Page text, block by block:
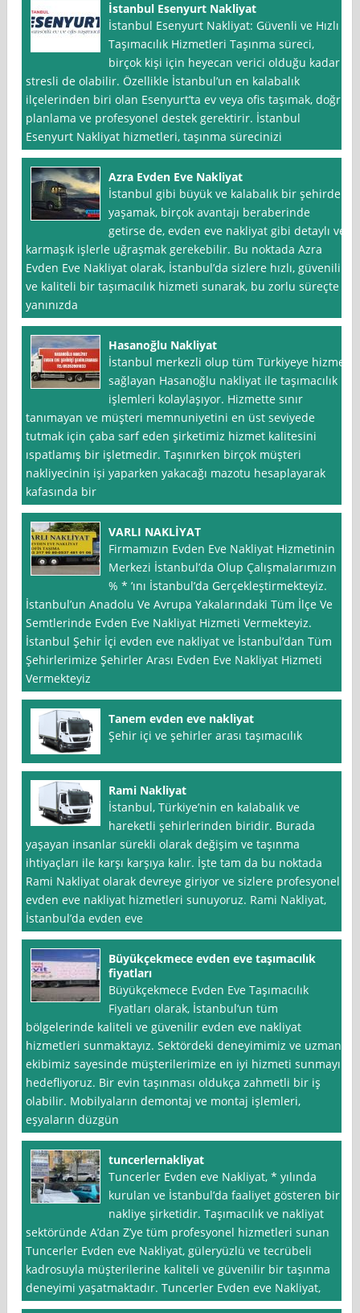
İstanbul Esenyurt Nakliyat
İstanbul Esenyurt Nakliyat: Güvenli ve Hızlı
Taşımacılık Hizmetleri Taşınma süreci,
birçok kişi için heyecan verici olduğu kadar
stresli de olabilir. Özellikle İstanbul’un en kalabalık
ilçelerinden biri olan Esenyurt’ta ev veya ofis taşımak, doğru
planlama ve profesyonel destek gerektirir. İstanbul
Esenyurt Nakliyat hizmetleri, taşınma sürecinizi
Azra Evden Eve Nakliyat
İstanbul gibi büyük ve kalabalık bir şehirde
yaşamak, birçok avantajı beraberinde
getirse de, evden eve nakliyat gibi detaylı ve
karmaşık işlerle uğraşmak gerekebilir. Bu noktada Azra
Evden Eve Nakliyat olarak, İstanbul’da sizlere hızlı, güvenilir
ve kaliteli bir taşımacılık hizmeti sunarak, bu zorlu süreçte
yanınızda
Hasanoğlu Nakliyat
İstanbul merkezli olup tüm Türkiyeye hizmet
sağlayan Hasanoğlu nakliyat ile taşımacılık
işlemleri kolaylaşıyor. Hizmette sınır
tanımayan ve müşteri memnuniyetini en üst seviyede
tutmak için çaba sarf eden şirketimiz hizmet kalitesini
ıspatlamış bir işletmedir. Taşınırken birçok müşteri
nakliyecinin işi yaparken yakacağı mazotu hesaplayarak
kafasında bir
VARLI NAKLİYAT
Firmamızın Evden Eve Nakliyat Hizmetinin
Merkezi İstanbul’da Olup Çalışmalarımızın
% * ’ını İstanbul’da Gerçekleştirmekteyiz.
İstanbul’un Anadolu Ve Avrupa Yakalarındaki Tüm İlçe Ve
Semtlerinde Evden Eve Nakliyat Hizmeti Vermekteyiz.
İstanbul Şehir İçi evden eve nakliyat ve İstanbul’dan Tüm
Şehirlerimize Şehirler Arası Evden Eve Nakliyat Hizmeti
Vermekteyiz
Tanem evden eve nakliyat
Şehir içi ve şehirler arası taşımacılık
Rami Nakliyat
İstanbul, Türkiye’nin en kalabalık ve
hareketli şehirlerinden biridir. Burada
yaşayan insanlar sürekli olarak değişim ve taşınma
ihtiyaçları ile karşı karşıya kalır. İşte tam da bu noktada
Rami Nakliyat olarak devreye giriyor ve sizlere profesyonel
evden eve nakliyat hizmetleri sunuyoruz. Rami Nakliyat,
İstanbul’da evden eve
Büyükçekmece evden eve taşımacılık
fiyatları
Büyükçekmece Evden Eve Taşımacılık
Fiyatları olarak, İstanbul‘un tüm
bölgelerinde kaliteli ve güvenilir evden eve nakliyat
hizmetleri sunmaktayız. Sektördeki deneyimimiz ve uzman
ekibimiz sayesinde müşterilerimize en iyi hizmeti sunmayı
hedefliyoruz. Bir evin taşınması oldukça zahmetli bir iş
olabilir. Mobilyaların demontaj ve montaj işlemleri,
eşyaların düzgün
tuncerlernakliyat
Tuncerler Evden eve Nakliyat, * yılında
kurulan ve İstanbul’da faaliyet gösteren bir
nakliye şirketidir. Taşımacılık ve nakliyat
sektöründe A’dan Z’ye tüm profesyonel hizmetleri sunan
Tuncerler Evden eve Nakliyat, güleryüzlü ve tecrübeli
kadrosuyla müşterilerine kaliteli ve güvenilir bir taşınma
deneyimi yaşatmaktadır. Tuncerler Evden eve Nakliyat,